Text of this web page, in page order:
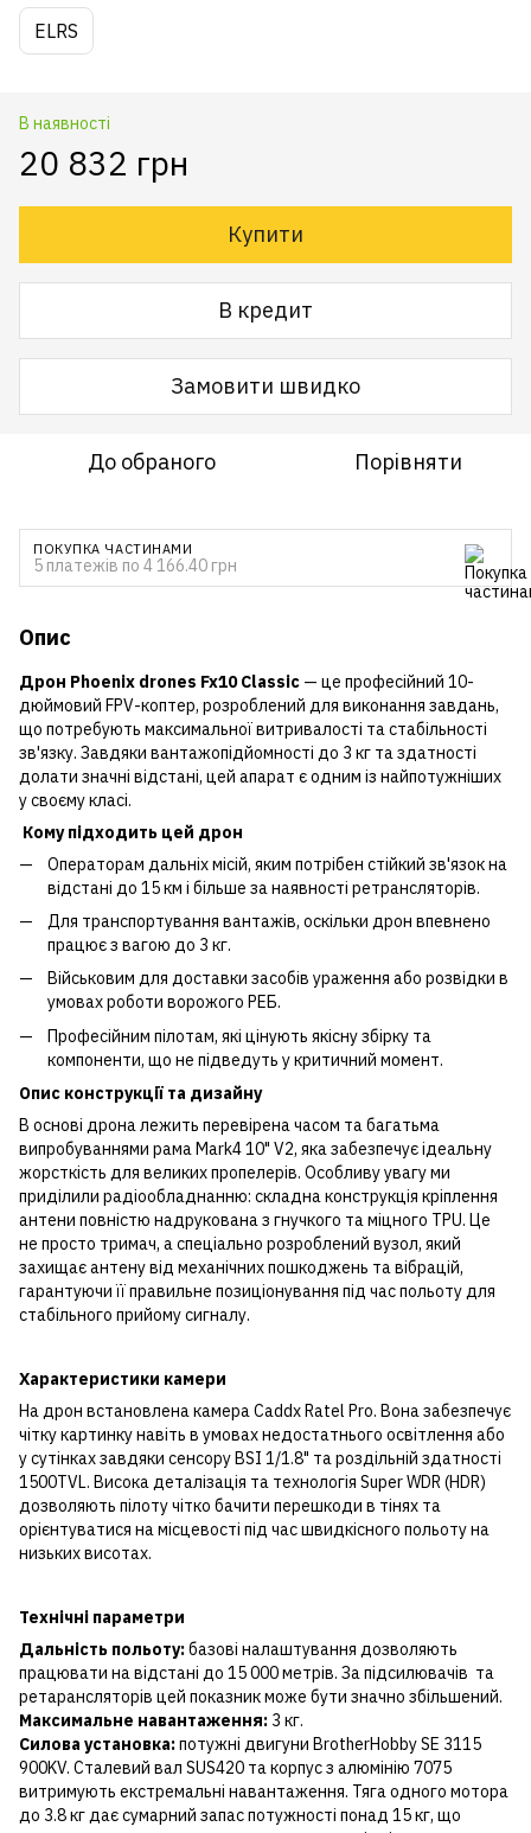
ELRS
В наявності
20 832 грн
Купити
В кредит
Замовити швидко
До обраного Порівняти
ПОКУПКА ЧАСТИНАМИ
5 платежів по 4 166.40 грн
Опис
Дрон Phoenix drones Fx10 Classic — це професійний 10-
дюймовий FPV-коптер, розроблений для виконання завдань,
що потребують максимальної витривалості та стабільності
зв'язку. Завдяки вантажопідйомності до 3 кг та здатності
долати значні відстані, цей апарат є одним із найпотужніших
у своєму класі.
Кому підходить цей дрон
Операторам дальніх місій, яким потрібен стійкий зв'язок на
відстані до 15 км і більше за наявності ретрансляторів.
Для транспортування вантажів, оскільки дрон впевнено
працює з вагою до 3 кг.
Військовим для доставки засобів ураження або розвідки в
умовах роботи ворожого РЕБ.
Професійним пілотам, які цінують якісну збірку та
компоненти, що не підведуть у критичний момент.
Опис конструкції та дизайну
В основі дрона лежить перевірена часом та багатьма
випробуваннями рама Mark4 10" V2, яка забезпечує ідеальну
жорсткість для великих пропелерів. Особливу увагу ми
приділили радіообладнанню: складна конструкція кріплення
антени повністю надрукована з гнучкого та міцного TPU. Це
не просто тримач, а спеціально розроблений вузол, який
захищає антену від механічних пошкоджень та вібрацій,
гарантуючи її правильне позиціонування під час польоту для
стабільного прийому сигналу.
Характеристики камери
На дрон встановлена камера Caddx Ratel Pro. Вона забезпечує
чітку картинку навіть в умовах недостатнього освітлення або
у сутінках завдяки сенсору BSI 1/1.8" та роздільній здатності
1500TVL. Висока деталізація та технологія Super WDR (HDR)
дозволяють пілоту чітко бачити перешкоди в тінях та
орієнтуватися на місцевості під час швидкісного польоту на
низьких висотах.
Технічні параметри
Дальність польоту:базові налаштування дозволяють
працювати на відстані до 15 000 метрів. За підсилювачів та
ретарансляторів цей показник може бути значно збільшений.
Максимальне навантаження: 3 кг.
Силова установка:потужні двигуни BrotherHobby SE 3115
900KV. Сталевий вал SUS420 та корпус з алюмінію 7075
витримують екстремальні навантаження. Тяга одного мотора
до 3.8 кг дає сумарний запас потужності понад 15 кг, що